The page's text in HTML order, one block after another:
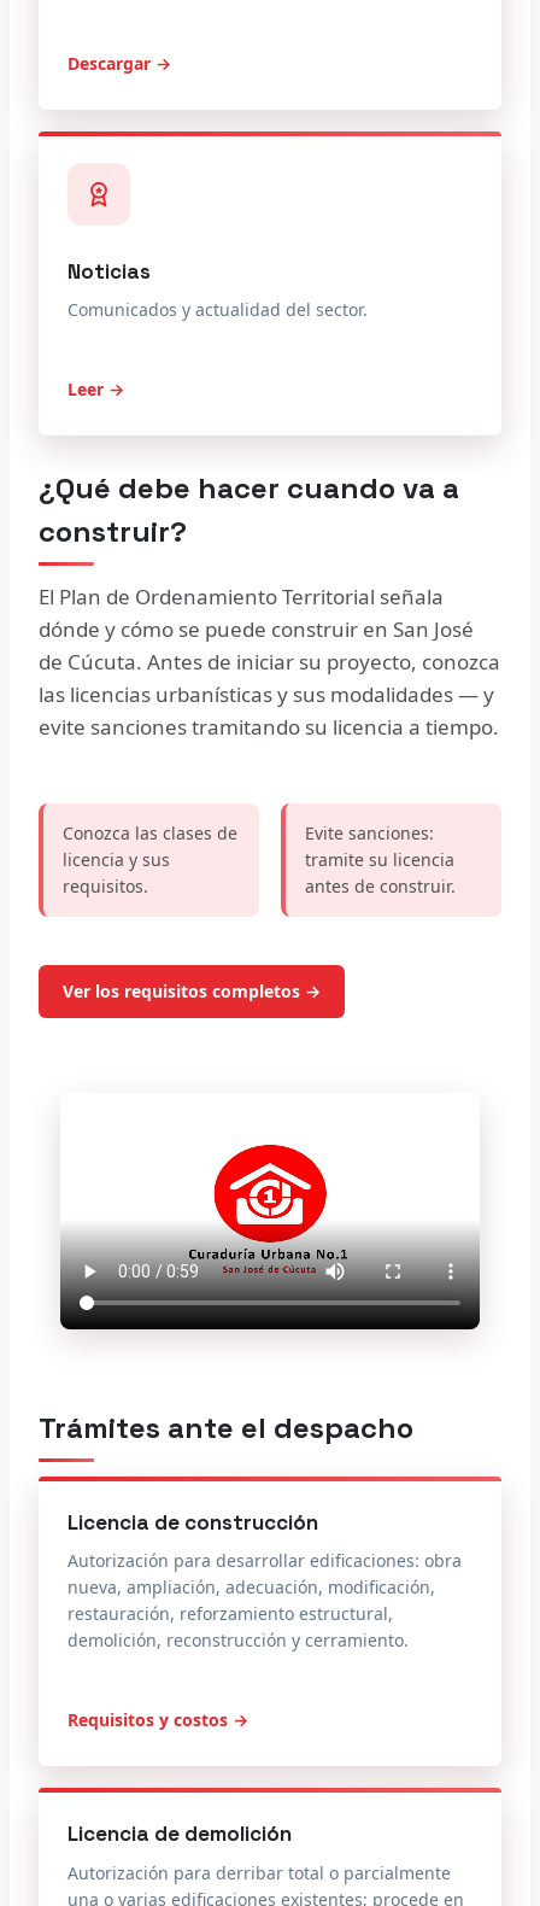
Descargar →
Noticias
Comunicados y actualidad del sector.
Leer →
¿Qué debe hacer cuando va a
construir?
El Plan de Ordenamiento Territorial señala
dónde y cómo se puede construir en San José
de Cúcuta. Antes de iniciar su proyecto, conozca
las licencias urbanísticas y sus modalidades — y
evite sanciones tramitando su licencia a tiempo.
Conozca las clases de
licencia y sus
requisitos.
Evite sanciones:
tramite su licencia
antes de construir.
Ver los requisitos completos →
Trámites ante el despacho
Licencia de construcción
Autorización para desarrollar edificaciones: obra
nueva, ampliación, adecuación, modificación,
restauración, reforzamiento estructural,
demolición, reconstrucción y cerramiento.
Requisitos y costos →
Licencia de demolición
Autorización para derribar total o parcialmente
una o varias edificaciones existentes; procede en